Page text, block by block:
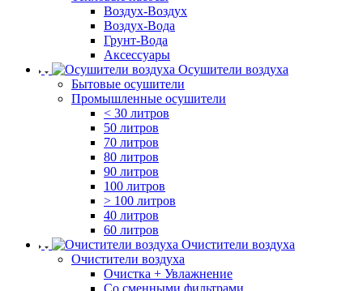
Воздух-Воздух
Воздух-Вода
Грунт-Вода
Аксессуары
Осушители воздуха
Бытовые осушители
Промышленные осушители
< 30 литров
50 литров
70 литров
80 литров
90 литров
100 литров
> 100 литров
40 литров
60 литров
Очистители воздуха
Очистители воздуха
Очистка + Увлажнение
Cо сменными фильтрами